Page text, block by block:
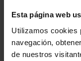
Esta página web
Utilizamos cookies
navegación,
de nuestros